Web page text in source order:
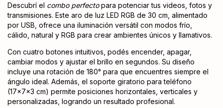
Descubrí el combo perfectopara potenciar tus videos, fotos y
transmisiones. Este aro de luz LED RGB de 30 cm, alimentado
por USB, ofrece una iluminación versátil con modos frío,
cálido, natural y RGB para crear ambientes únicos y llamativos.
Con cuatro botones intuitivos, podés encender, apagar,
cambiar modos y ajustar el brillo en segundos. Su diseño
incluye una rotación de 180° para que encuentres siempre el
ángulo ideal. Además, el soporte giratorio para teléfono
(17x7x3 cm) permite posiciones horizontales, verticales y
personalizadas, logrando un resultado profesional.